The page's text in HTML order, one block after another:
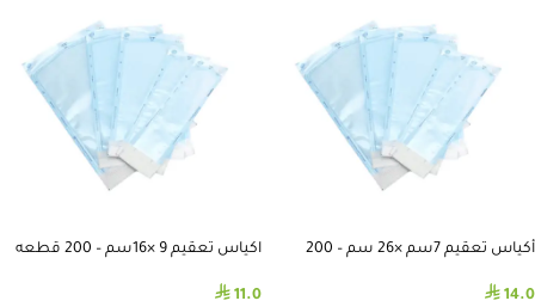
أكياس تعقيم 7سم ×26 سم – 200
⃁ 14.0
اكياس تعقيم 9 ×16سم – 200 قطعه
⃁ 11.0